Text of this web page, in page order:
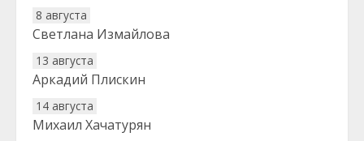
8 августа
Светлана Измайлова
13 августа
Аркадий Плискин
14 августа
Михаил Хачатурян